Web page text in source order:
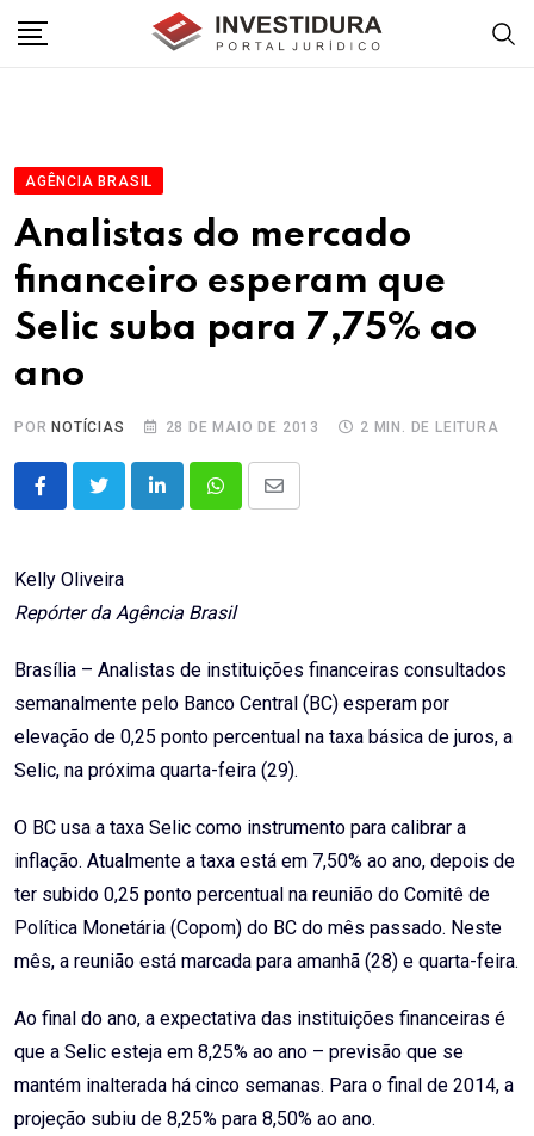
AGÊNCIA BRASIL
Analistas do mercado
financeiro esperam que
Selic suba para 7,75% ao
ano
POR NOTÍCIAS 28 DE MAIO DE 2013 2 MIN. DE LEITURA
LinkedInWhatsappShare
Kelly Oliveira
Repórter da Agência Brasil
Brasília – Analistas de instituições financeiras consultados
semanalmente pelo Banco Central (BC) esperam por
elevação de 0,25 ponto percentual na taxa básica de juros, a
Selic, na próxima quarta-feira (29).
O BC usa a taxa Selic como instrumento para calibrar a
inflação. Atualmente a taxa está em 7,50% ao ano, depois de
ter subido 0,25 ponto percentual na reunião do Comitê de
Política Monetária (Copom) do BC do mês passado. Neste
mês, a reunião está marcada para amanhã (28) e quarta-feira.
Ao final do ano, a expectativa das instituições financeiras é
que a Selic esteja em 8,25% ao ano – previsão que se
mantém inalterada há cinco semanas. Para o final de 2014, a
projeção subiu de 8,25% para 8,50% ao ano.